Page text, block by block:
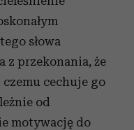
słowa
z przekonania, że
cechuje go
od
motywację do